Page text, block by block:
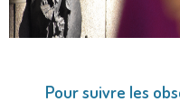
Pour suivre les